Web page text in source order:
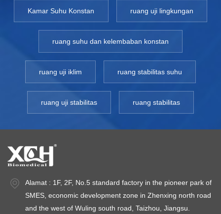
Kamar Suhu Konstan ruang uji lingkungan
ruang suhu dan kelembaban konstan
ruang uji iklim ruang stabilitas suhu
ruang uji stabilitas ruang stabilitas
Alamat : 1F, 2F, No.5 standard factory in the pioneer park of
SMES, economic development zone in Zhenxing north road
and the west of Wuling south road, Taizhou, Jiangsu.